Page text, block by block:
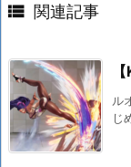
 関連記事
ル
じ